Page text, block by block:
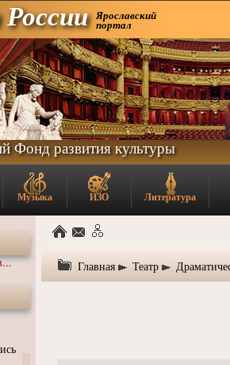
Ярославский
портал
Фонд развития культуры
Музыка ИЗО Литература
Главная Театр